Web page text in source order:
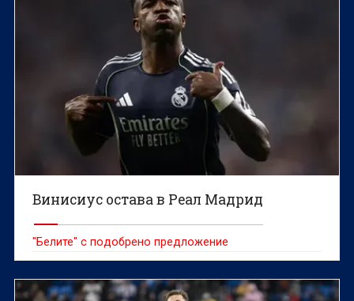
Винисиус остава в Реал Мадрид
"Белите" с подобрено предложение